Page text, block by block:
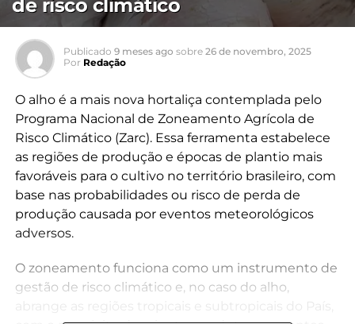
de risco climático
Publicado 9 meses ago sobre 26 de novembro, 2025
Por Redação
O alho é a mais nova hortaliça contemplada pelo
Programa Nacional de Zoneamento Agrícola de
Risco Climático (Zarc). Essa ferramenta estabelece
as regiões de produção e épocas de plantio mais
favoráveis para o cultivo no território brasileiro, com
base nas probabilidades ou risco de perda de
produção causada por eventos meteorológicos
adversos.
O zoneamento funciona como um instrumento de
gestão de risco climático e, no caso do alho,